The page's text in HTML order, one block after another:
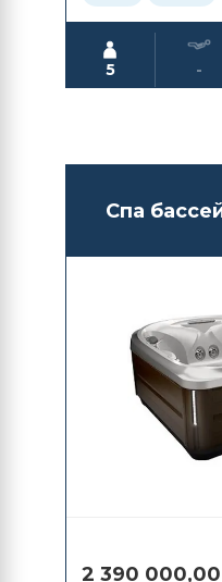
5 -
Спа
2 390 000,00